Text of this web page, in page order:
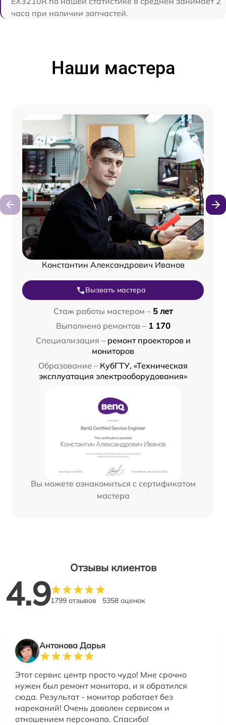
часа при наличии запчастей.
Наши мастера
Константин Александрович Иванов
Вызвать мастера
Стаж работы мастером – 5 лет
Выполнено ремонтов – 1 170
Специализация – ремонт проекторов и
мониторов
Образование – КубГТУ, «Техническая
эксплуатация электрооборудования»
Вы можете ознакомиться с сертификатом
мастера
Отзывы клиентов
4.91799 отзывов 5358 оценок
Антонова Дарья
Этот сервис центр просто чудо! Мне срочно
нужен был ремонт монитора, и я обратился
сюда. Результат - монитор работает без
нареканий! Очень доволен сервисом и
отношением персонала. Спасибо!